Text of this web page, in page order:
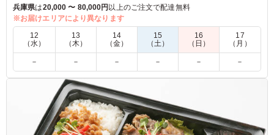
寧に焼き上げた鯖塩焼きをお楽しみください。
美味しさ・彩り・ボリューム全てを追求しお作りしておりま
す。
4.5
色々なおかずが少しずつ入っているので、好き嫌いに悩ま
なくて、良かったです。 あえて難を言えば、鯖の部位に
よっては小骨が多かったことぐらいです。是非また注文し
たいです。
兵庫県は20,000 〜 80,000円 以上のご注文で配達無料
※お届けエリアにより異なります
12
（水）
13
（木）
14
（金）
15
（土）
16
（日）
17
（月）
－ － － － － －